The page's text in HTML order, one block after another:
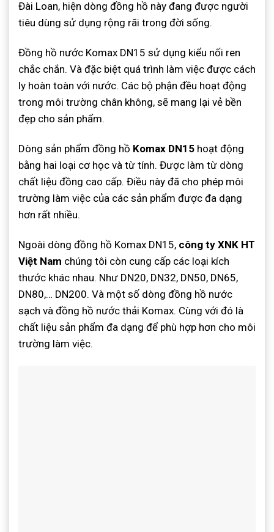
Đài Loan, hiện dòng đồng hồ này đang được người
tiêu dùng sử dụng rộng rãi trong đời sống.
Đồng hồ nước Komax DN15 sử dụng kiểu nối ren
chắc chắn. Và đặc biệt quá trình làm việc được cách
ly hoàn toàn với nước. Các bộ phận đều hoạt động
trong môi trường chân không, sẽ mang lại vẻ bền
đẹp cho sản phẩm.
Dòng sản phẩm đồng hồ Komax DN15 hoạt động
bằng hai loại cơ học và từ tính. Được làm từ dòng
chất liệu đồng cao cấp. Điều này đã cho phép môi
trường làm việc của các sản phẩm được đa dạng
hơn rất nhiều.
Ngoài dòng đồng hồ Komax DN15, công ty XNK HT
Việt Nam chúng tôi còn cung cấp các loại kích
thước khác nhau. Như DN20, DN32, DN50, DN65,
DN80,… DN200. Và một số dòng đồng hồ nước
sạch và đồng hồ nước thải Komax. Cùng với đó là
chất liệu sản phẩm đa dạng để phù hợp hơn cho môi
trường làm việc.